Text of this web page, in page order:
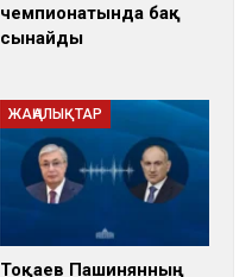
чемпионатында бақ
сынайды
ЖАҢАЛЫҚТАР
Тоқаев Пашинянның